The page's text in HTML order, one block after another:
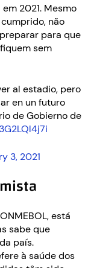
2021. Mesmo
não
para que
sem
al estadio, pero
en un futuro
de Gobierno de
3, 2021
está
sabe que
país.
à saúde dos